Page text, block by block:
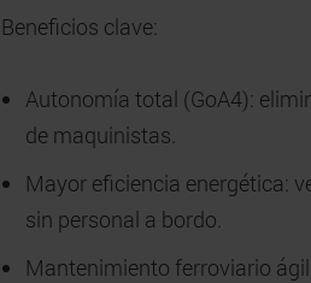
Beneficios clave:
Autonomía total (GoA4):
de maquinistas.
Mayor eficiencia energética:
sin personal a bordo.
Mantenimiento ferroviario